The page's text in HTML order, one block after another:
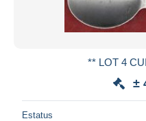
** LOT 4
±
Estatus